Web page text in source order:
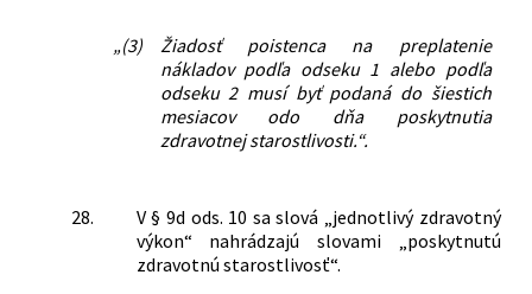
„(3)
Žiadosť poistenca na preplatenie
nákladov podľa odseku 1 alebo podľa
odseku 2 musí byť podaná do šiestich
mesiacov odo dňa poskytnutia
zdravotnej starostlivosti.“.
28.
V § 9d ods. 10 sa slová „jednotlivý zdravotný
výkon“ nahrádzajú slovami „poskytnutú
zdravotnú starostlivosť“.